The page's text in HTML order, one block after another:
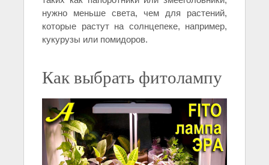
нужно меньше света, чем для растений,
которые растут на солнцепеке, например,
кукурузы или помидоров.
Как выбрать фитолампу